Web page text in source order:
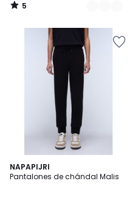
5
/
NAPAPIJRI
Pantalones de chándal Malis